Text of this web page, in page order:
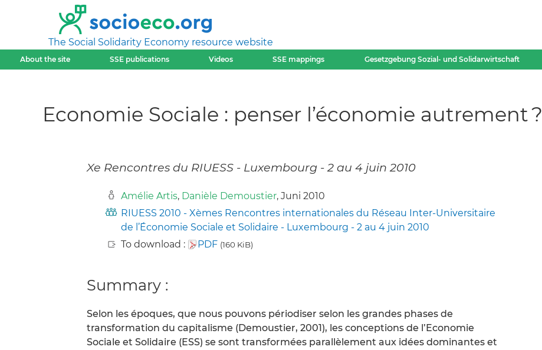
The Social Solidarity Economy resource website
About the site SSE publications Videos SSE mappings Gesetzgebung Sozial- und Solidarwirtschaft
Economie Sociale : penser l’économie autrement ?
Xe Rencontres du RIUESS - Luxembourg - 2 au 4 juin 2010
Amélie Artis, Danièle Demoustier, Juni 2010
RIUESS 2010 - Xèmes Rencontres internationales du Réseau Inter-Universitaire
de l’Économie Sociale et Solidaire - Luxembourg - 2 au 4 juin 2010
To download :
PDF (160 KiB)
Summary :
Selon les époques, que nous pouvons périodiser selon les grandes phases de
transformation du capitalisme (Demoustier, 2001), les conceptions de l’Economie
Sociale et Solidaire (ESS) se sont transformées parallèlement aux idées dominantes et